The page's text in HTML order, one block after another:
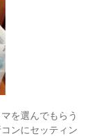
を選んでもらう
ンにセッティン